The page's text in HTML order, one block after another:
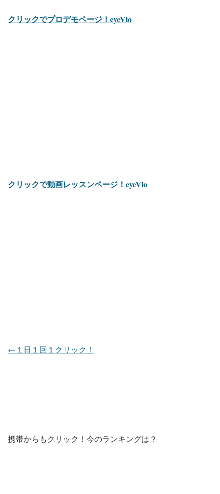
クリックでプロデモページ！eyeVio
クリックで動画レッスンページ！eyeVio
←１日１回１クリック！
携帯からもクリック！今のランキングは？